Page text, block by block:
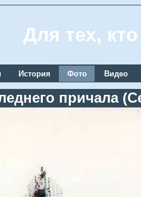
Для тех,
История Фото Видео
причала